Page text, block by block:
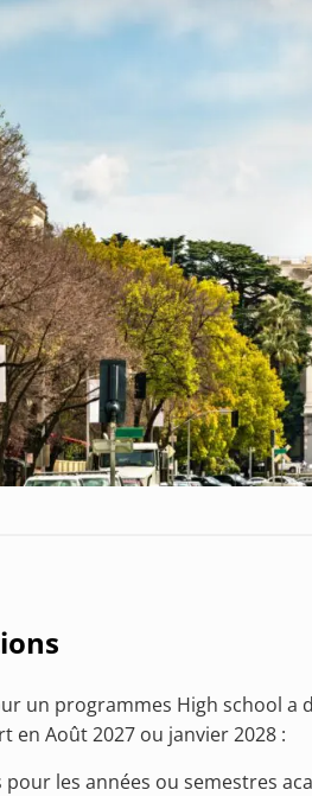
un programmes High school a
en Août 2027 ou janvier 2028 :
pour les années ou semestres